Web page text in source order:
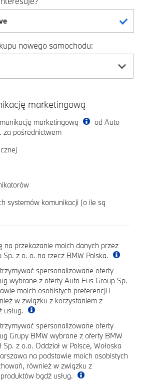
nowego samochodu:
marketingową
marketingową
od Auto
za pośrednictwem
systemów komunikacji (o ile są
na przekazanie moich danych przez
Sp. z o. o. na rzecz BMW Polska.
spersonalizowane oferty
wybrane z oferty Auto Fus Group Sp.
moich osobistych preferencji i
w związku z korzystaniem z
usług.
spersonalizowane oferty
Grupy BMW wybrane z oferty BMW
z o.o. Oddział w Polsce, Wołoska
na podstawie moich osobistych
również w związku z
bądź usług.